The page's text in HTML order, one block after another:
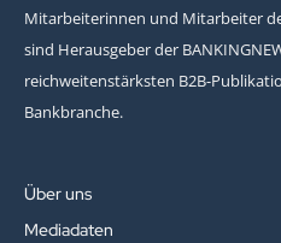
Mitarbeiterinnen und Mitarbeiter
sind Herausgeber der
reichweitenstärksten B2B-
Bankbranche.
Über uns
Mediadaten